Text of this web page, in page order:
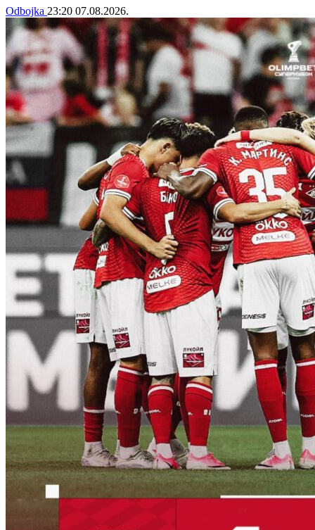
Odbojka 23:20 07.08.2026.